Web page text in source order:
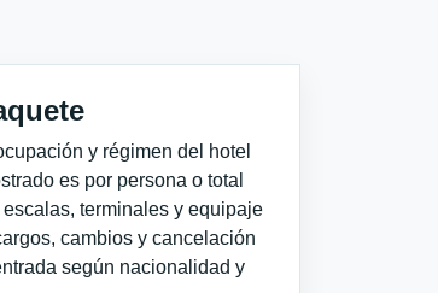
y régimen del hotel
es por persona o total
terminales y equipaje
cambios y cancelación
según nacionalidad y